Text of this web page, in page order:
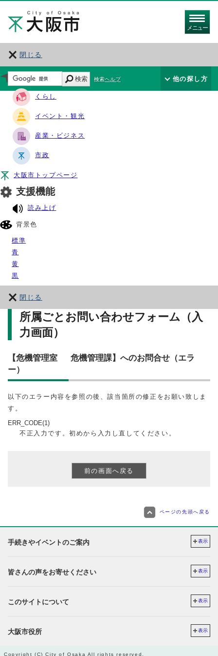
メニュー
閉じる
サイト・ナビ
くらし
イベント・観光
産業・ビジネス
市政
大阪市トップページ
支援機能
読み上げ
背景色
標準
青
黄
黒
閉じる
検索 検索ヘルプ 他の探し方
所属ごとお問い合わせフォーム（入
力画面）
【危機管理室 危機管理課】へのお問合せ（エラ
ー）
以下のエラー内容を参照の後、該当箇所の修正をお願い致しま
す。
ERR_CODE(1)
不正入力です。初めから入力し直してください。
ページの先頭へ戻る
手続きやイベントのご案内 表示
皆さんの声をお寄せください 表示
このサイトについて 表示
大阪市役所 表示
Copyright (C) City of Osaka All rights reserved.